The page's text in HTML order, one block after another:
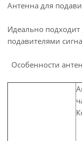
Антенна для
Идеально
подавителями
Особенности